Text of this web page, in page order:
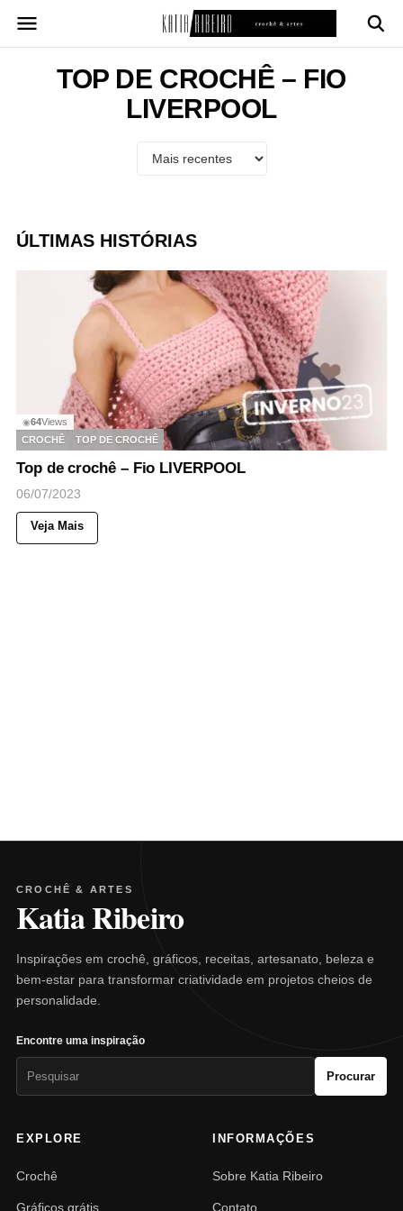
para
conteúdoTOP DE CROCHÊ – FIO
LIVERPOOL
ÚLTIMAS HISTÓRIAS
◉64Views
CROCHÊ
TOP DE CROCHÊ
Top de crochê – Fio LIVERPOOL
06/07/2023
Veja Mais
CROCHÊ & ARTES
Katia Ribeiro
Inspirações em crochê, gráficos, receitas, artesanato, beleza e
bem-estar para transformar criatividade em projetos cheios de
personalidade.
Encontre uma inspiração
Procurar
EXPLORE
Crochê
Gráficos grátis
INFORMAÇÕES
Sobre Katia Ribeiro
Contato